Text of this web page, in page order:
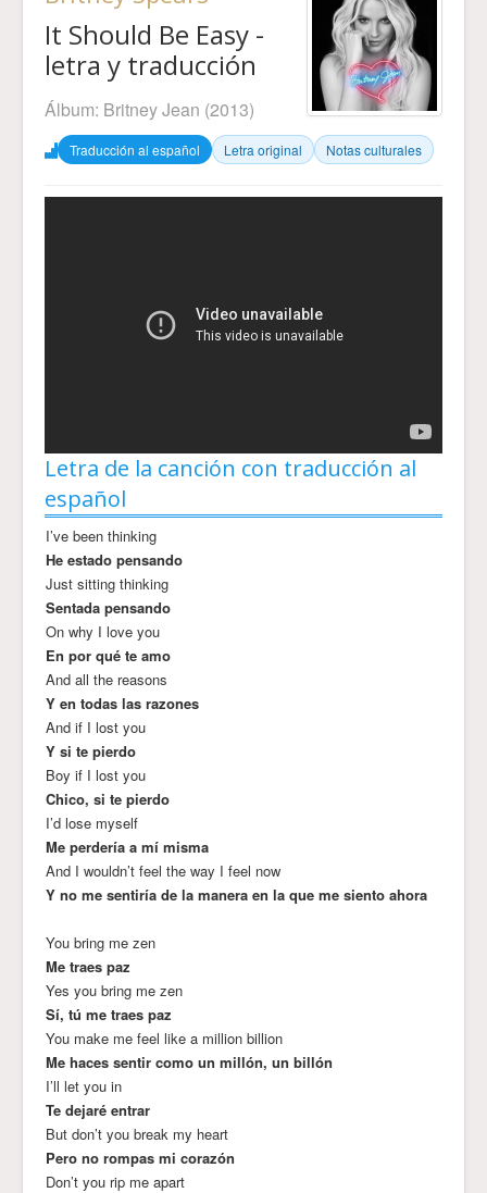
It Should Be Easy -
letra y traducción
Álbum: Britney Jean (2013)
Traducción al español Letra original Notas culturales
Letra de la canción con traducción al
español
I’ve been thinking
He estado pensando
Just sitting thinking
Sentada pensando
On why I love you
En por qué te amo
And all the reasons
Y en todas las razones
And if I lost you
Y si te pierdo
Boy if I lost you
Chico, si te pierdo
I’d lose myself
Me perdería a mí misma
And I wouldn’t feel the way I feel now
Y no me sentiría de la manera en la que me siento ahora
You bring me zen
Me traes paz
Yes you bring me zen
Sí, tú me traes paz
You make me feel like a million billion
Me haces sentir como un millón, un billón
I’ll let you in
Te dejaré entrar
But don’t you break my heart
Pero no rompas mi corazón
Don’t you rip me apart